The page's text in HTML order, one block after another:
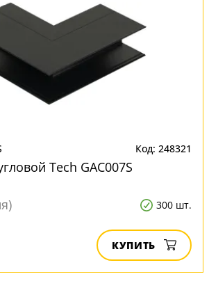
Код: 248321
Tech GAC007S
300 шт.
КУПИТЬ